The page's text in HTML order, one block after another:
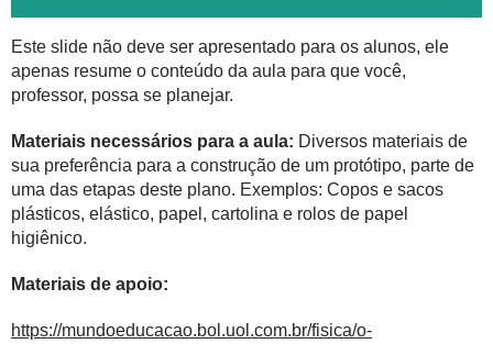
Este slide não deve ser apresentado para os alunos, ele
apenas resume o conteúdo da aula para que você,
professor, possa se planejar.
Materiais necessários para a aula: Diversos materiais de
sua preferência para a construção de um protótipo, parte de
uma das etapas deste plano. Exemplos: Copos e sacos
plásticos, elástico, papel, cartolina e rolos de papel
higiênico.
Materiais de apoio:
https://mundoeducacao.bol.uol.com.br/fisica/o-